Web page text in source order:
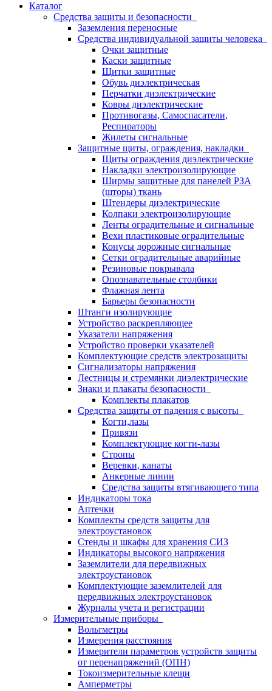
Каталог
Средства защиты и безопасности
Заземления переносные
Средства индивидуальной защиты человека
Очки защитные
Каски защитные
Щитки защитные
Обувь диэлектрическая
Перчатки диэлектрические
Ковры диэлектрические
Противогазы, Самоспасатели,
Респираторы
Жилеты сигнальные
Защитные щиты, ограждения, накладки
Щиты ограждения диэлектрические
Накладки электроизолирующие
Ширмы защитные для панелей РЗА
(шторы) ткань
Штендеры диэлектрические
Колпаки электроизолирующие
Ленты оградительные и сигнальные
Вехи пластиковые оградительные
Конусы дорожные сигнальные
Сетки оградительные аварийные
Резиновые покрывала
Опознавательные столбики
Флажная лента
Барьеры безопасности
Штанги изолирующие
Устройство раскрепляющее
Указатели напряжения
Устройство проверки указателей
Комплектующие средств электрозащиты
Сигнализаторы напряжения
Лестницы и стремянки диэлектрические
Знаки и плакаты безопасности
Комплекты плакатов
Средства защиты от падения с высоты
Когти,лазы
Привязи
Комплектующие когти-лазы
Стропы
Веревки, канаты
Анкерные линии
Средства защиты втягивающего типа
Индикаторы тока
Аптечки
Комплекты средств защиты для
электроустановок
Стенды и шкафы для хранения СИЗ
Индикаторы высокого напряжения
Заземлители для передвижных
электроустановок
Комплектующие заземлителей для
передвижных электроустановок
Журналы учета и регистрации
Измерительные приборы
Вольтметры
Измерения расстояния
Измерители параметров устройств защиты
от перенапряжений (ОПН)
Токоизмерительные клещи
Амперметры